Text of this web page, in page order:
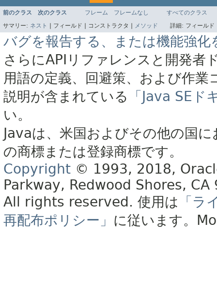
前のクラス 次のクラス フレーム フレームなし
すべてのクラス
サマリー: ネスト | フィールド | コンストラクタ | メソッド 詳細: フィール
バグを報告する、または機能強化
さらにAPIリファレンスと開発者
用語の定義、回避策、および作
説明が含まれている
「Java SE
い。
Javaは、米国およびその他の国
の商標または登録商標です。
Copyright © 1993, 2018,
Parkway, Redwood Shores, CA
All rights reserved. 使用は 「ラ
再配布ポリシー」 に従います。